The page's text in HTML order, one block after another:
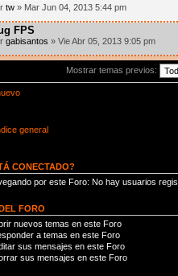
tw » Mar Jun 04, 2013 5:44 pm
FPS
gabisantos » Vie Abr 05, 2013 9:05 pm
Mostrar temas previos:
general
CONECTADO?
por este Foro: No hay usuarios
FORO
nuevos temas en este Foro
a temas en este Foro
sus mensajes en este Foro
sus mensajes en este Foro